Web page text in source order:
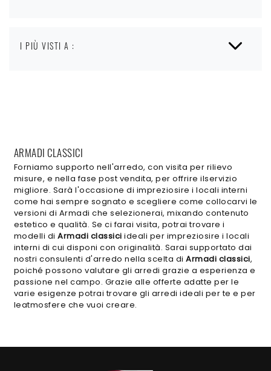
I PIÙ VISTI A :
ARMADI CLASSICI
Forniamo supporto nell'arredo, con visita per rilievo
misure, e nella fase post vendita, per offrire ilservizio
migliore. Sarà l'occasione di impreziosire i locali interni
come hai sempre sognato e scegliere come collocarvi le
versioni di Armadi che selezionerai, mixando contenuto
estetico e qualità. Se ci farai visita, potrai trovare i
modelli di Armadi classici ideali per impreziosire i locali
interni di cui disponi con originalità. Sarai supportato dai
nostri consulenti d'arredo nella scelta di Armadi classici,
poiché possono valutare gli arredi grazie a esperienza e
passione nel campo. Grazie alle offerte adatte per le
varie esigenze potrai trovare gli arredi ideali per te e per
leatmosfere che vuoi creare.